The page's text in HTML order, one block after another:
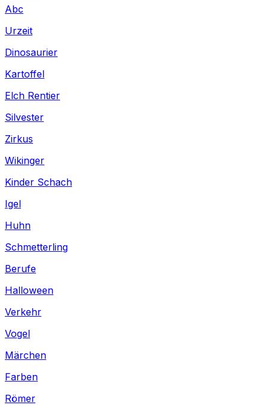
Abc
Urzeit
Dinosaurier
Kartoffel
Elch Rentier
Silvester
Zirkus
Wikinger
Kinder Schach
Igel
Huhn
Schmetterling
Berufe
Halloween
Verkehr
Vogel
Märchen
Farben
Römer